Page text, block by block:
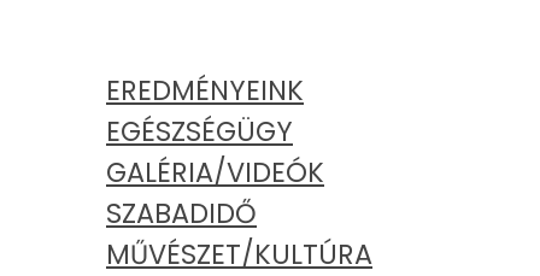
EREDMÉNYEINK
EGÉSZSÉGÜGY
GALÉRIA/VIDEÓK
SZABADIDŐ
MŰVÉSZET/KULTÚRA